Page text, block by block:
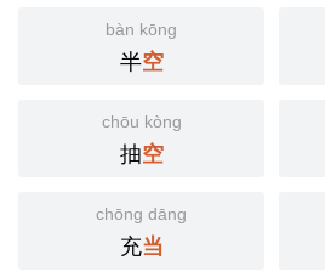
bàn kōng
半空
chōu kòng
抽空
chōng dāng
充当